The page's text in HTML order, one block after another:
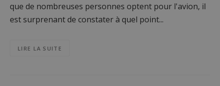
que de nombreuses personnes optent pour l'avion, il
est surprenant de constater à quel point...
LIRE LA SUITE